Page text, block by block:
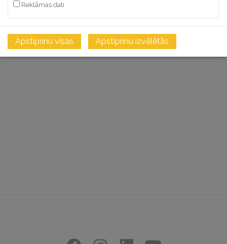
Reklāmas dati
Apstiprinu visas Apstiprinu izvēlētās